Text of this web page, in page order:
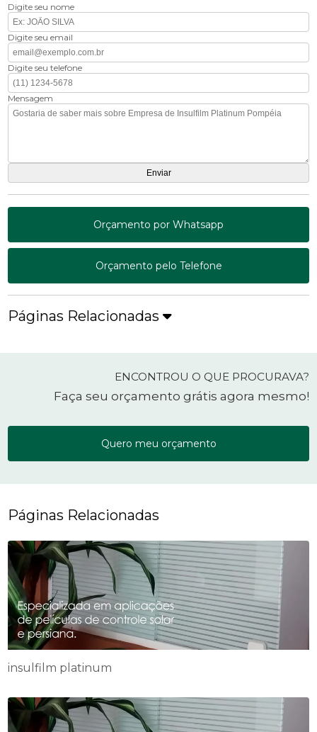
Digite seu nome
Digite seu email
Digite seu telefone
Mensagem
Orçamento por Whatsapp
Orçamento pelo Telefone
Páginas Relacionadas
ENCONTROU O QUE PROCURAVA?
Faça seu orçamento grátis agora mesmo!
Quero meu orçamento
Páginas Relacionadas
insulfilm platinum